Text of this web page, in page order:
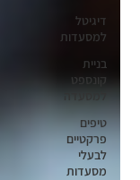
דיגיטל
למסעדות
בניית
קונספט
טיפים
פרקטיים
לבעלי
מסעדות